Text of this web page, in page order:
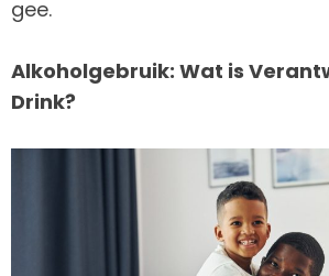
gee.
Alkoholgebruik: Wat is
Drink?